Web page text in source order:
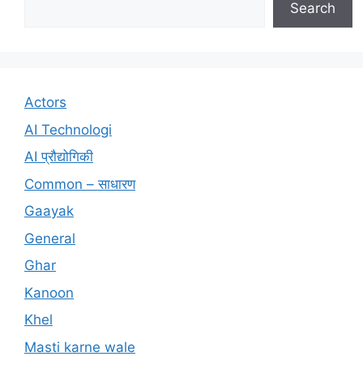
Search
Actors
AI Technologi
AI प्रौद्योगिकी
Common – साधारण
Gaayak
General
Ghar
Kanoon
Khel
Masti karne wale